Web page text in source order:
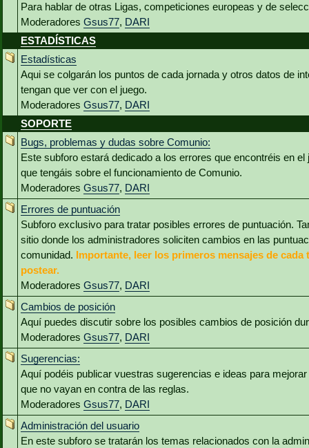
Para hablar de otras Ligas, competiciones europeas y de
Moderadores Gsus77, DARI
ESTADÍSTICAS
Estadísticas
Aqui se colgarán los puntos de cada jornada y otros datos de
tengan que ver con el juego.
Moderadores Gsus77, DARI
SOPORTE
Bugs, problemas y dudas sobre Comunio:
Este subforo estará dedicado a los errores que encontréis en el
que tengáis sobre el funcionamiento de Comunio.
Moderadores Gsus77, DARI
Errores de puntuación
Subforo exclusivo para tratar posibles errores de puntuación.
sitio donde los administradores soliciten cambios en las
comunidad. Importante, leer los primeros mensajes de cada
postear.
Moderadores Gsus77, DARI
Cambios de posición
Aquí puedes discutir sobre los posibles cambios de posición
Moderadores Gsus77, DARI
Sugerencias:
Aquí podéis publicar vuestras sugerencias e ideas para
que no vayan en contra de las reglas.
Moderadores Gsus77, DARI
Administración del usuario
En este subforo se tratarán los temas relacionados con la